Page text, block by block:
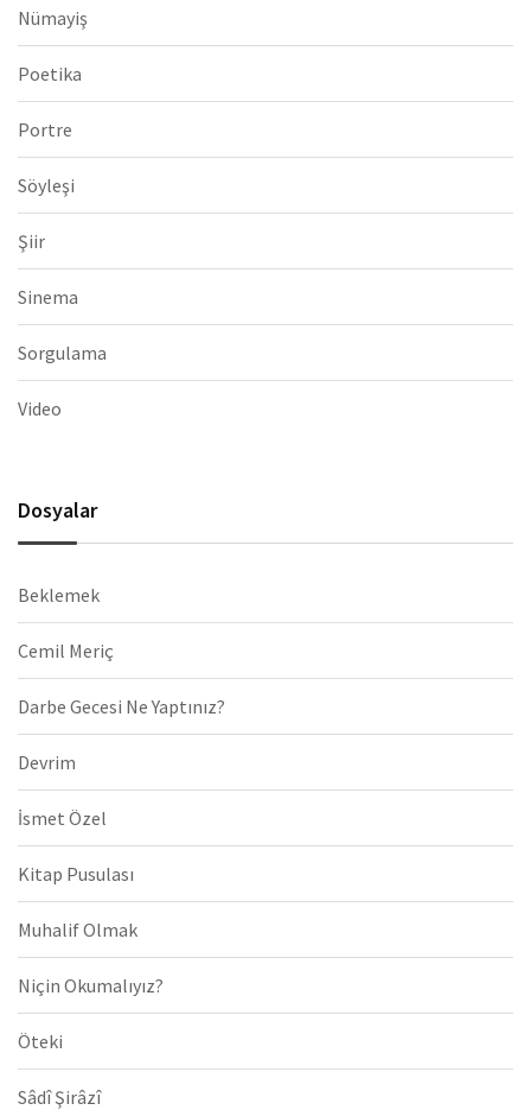
Nümayiş
Poetika
Portre
Söyleşi
Şiir
Sinema
Sorgulama
Video
Dosyalar
Beklemek
Cemil Meriç
Darbe Gecesi Ne Yaptınız?
Devrim
İsmet Özel
Kitap Pusulası
Muhalif Olmak
Niçin Okumalıyız?
Öteki
Sâdî Şirâzî